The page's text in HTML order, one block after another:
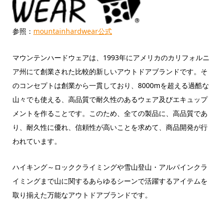
参照： mountainhardwear公式
マウンテンハードウェアは、1993年にアメリカのカリフォルニ
ア州にて創業された比較的新しいアウトドアブランドです。そ
のコンセプトは創業から一貫しており、8000mを超える過酷な
山々でも使える、高品質で耐久性のあるウェア及びエキュップ
メントを作ることです。このため、全ての製品に、高品質であ
り、耐久性に優れ、信頼性が高いことを求めて、商品開発が行
われています。
ハイキング～ロッククライミングや雪山登山・アルパインクラ
イミングまで山に関するあらゆるシーンで活躍するアイテムを
取り揃えた万能なアウトドアブランドです。